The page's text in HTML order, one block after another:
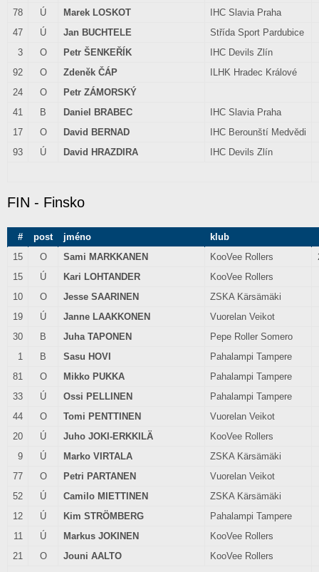
78 Ú Marek LOSKOT
IHC Slavia Praha
47
Ú Jan BUCHTELE
Střída Sport Pardubice
3
O Petr ŠENKEŘÍK
IHC Devils Zlín
92
O Zdeněk ČÁP
ILHK Hradec Králové
24
O
Petr ZÁMORSKÝ
41
B Daniel BRABEC
IHC Slavia Praha
17
O David BERNAD
IHC Berounští Medvědi
93
Ú David HRAZDIRA IHC Devils Zlín
FIN - Finsko
# post jméno
klub
15
O Sami MARKKANEN KooVee Rollers
15
Ú Kari LOHTANDER
KooVee Rollers
10
O Jesse SAARINEN
ZSKA Kärsämäki
19
Ú Janne LAAKKONEN
Vuorelan Veikot
30
B Juha TAPONEN
Pepe Roller Somero
1
B Sasu HOVI
Pahalampi Tampere
81
O Mikko PUKKA
Pahalampi Tampere
33
Ú Ossi PELLINEN
Pahalampi Tampere
44
O Tomi PENTTINEN
Vuorelan Veikot
20
Ú Juho JOKI-ERKKILÄ
KooVee Rollers
9
Ú Marko VIRTALA
ZSKA Kärsämäki
77
O Petri PARTANEN
Vuorelan Veikot
52
Ú Camilo MIETTINEN
ZSKA Kärsämäki
12
Ú Kim STRÖMBERG
Pahalampi Tampere
11
Ú Markus JOKINEN
KooVee Rollers
21
O Jouni AALTO KooVee Rollers